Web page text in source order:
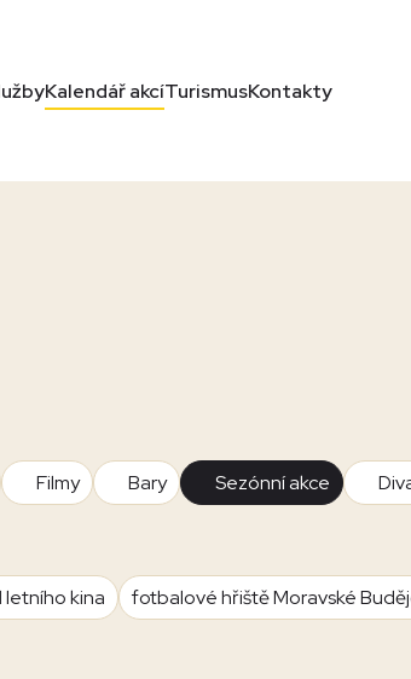
Kalendář akcíTurismusKontakty
Filmy Bary Sezónní akce
letního kina
fotbalové hřiště Moravské